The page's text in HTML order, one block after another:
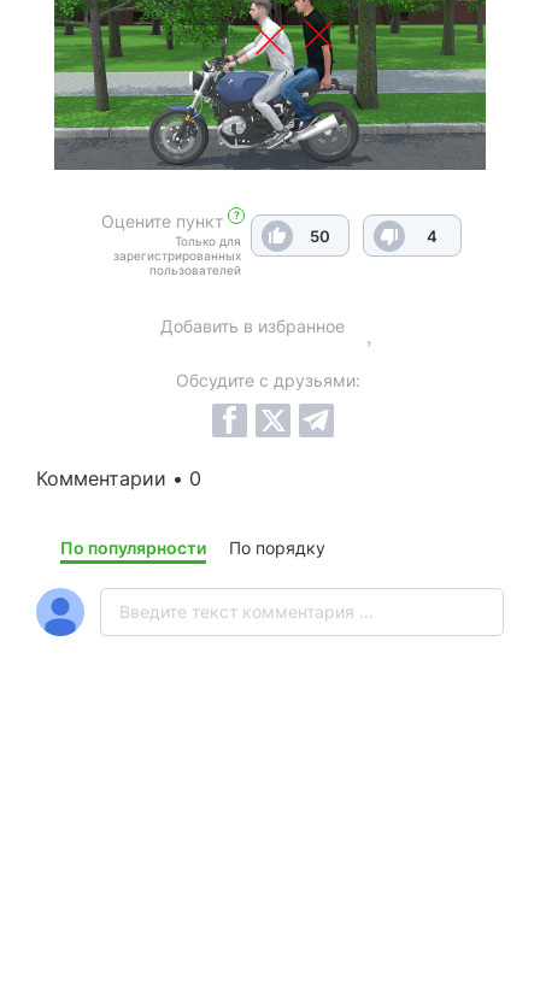
Оцените пункт ?
Только для
зарегистрированных
пользователей
50 4
Добавить в избранное
Обсудите с друзьями:
Комментарии • 0
По популярности По порядку